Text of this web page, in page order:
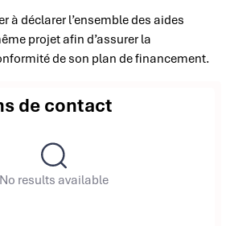
à déclarer l’ensemble des aides
projet afin d’assurer la
de son plan de financement.
de contact
No results available